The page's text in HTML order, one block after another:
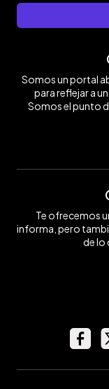
Somos un portal
para reflejar a
Somos el punto
Te ofrecemos
informa, pero
de lo